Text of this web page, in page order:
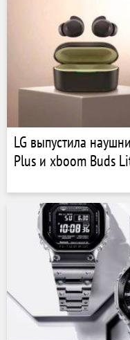
LG выпустила
Plus и xboom Buds